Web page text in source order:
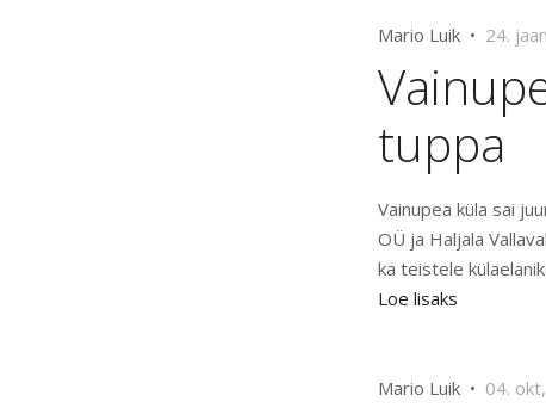
Mario Luik • 24.
tuppa
Vainupea küla sai
OÜ ja Haljala
ka teistele
Loe lisaks
Mario Luik • 04.